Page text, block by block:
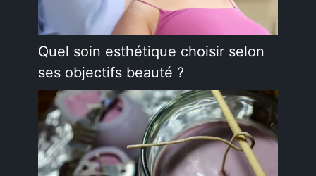
Quel soin esthétique choisir selon
ses objectifs beauté ?